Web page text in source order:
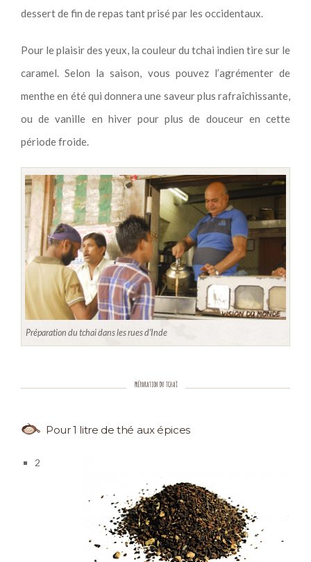
dessert de fin de repas tant prisé par les occidentaux.
Pour le plaisir des yeux, la couleur du tchai indien tire sur le
caramel. Selon la saison, vous pouvez l’agrémenter de
menthe en été qui donnera une saveur plus rafraîchissante,
ou de vanille en hiver pour plus de douceur en cette
période froide.
Préparation du tchai dans les rues d’Inde
PRÉPARATION DU TCHAÏ
Pour 1 litre de thé aux épices
2